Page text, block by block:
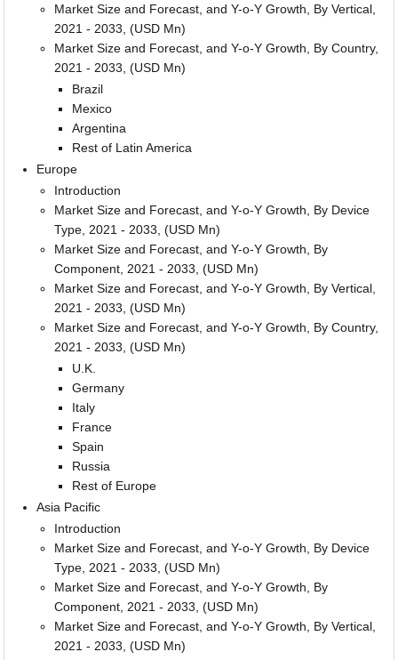
Market Size and Forecast, and Y-o-Y Growth, By Vertical,
2021 - 2033, (USD Mn)
Market Size and Forecast, and Y-o-Y Growth, By Country,
2021 - 2033, (USD Mn)
Brazil
Mexico
Argentina
Rest of Latin America
Europe
Introduction
Market Size and Forecast, and Y-o-Y Growth, By Device
Type, 2021 - 2033, (USD Mn)
Market Size and Forecast, and Y-o-Y Growth, By
Component, 2021 - 2033, (USD Mn)
Market Size and Forecast, and Y-o-Y Growth, By Vertical,
2021 - 2033, (USD Mn)
Market Size and Forecast, and Y-o-Y Growth, By Country,
2021 - 2033, (USD Mn)
U.K.
Germany
Italy
France
Spain
Russia
Rest of Europe
Asia Pacific
Introduction
Market Size and Forecast, and Y-o-Y Growth, By Device
Type, 2021 - 2033, (USD Mn)
Market Size and Forecast, and Y-o-Y Growth, By
Component, 2021 - 2033, (USD Mn)
Market Size and Forecast, and Y-o-Y Growth, By Vertical,
2021 - 2033, (USD Mn)